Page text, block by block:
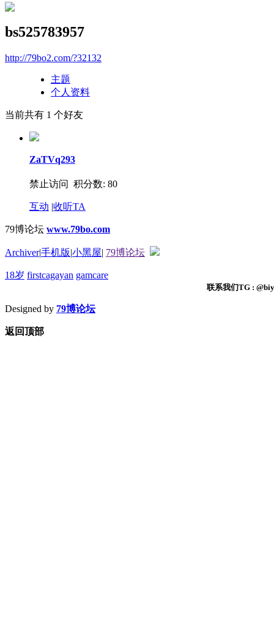
bs525783957
http://79bo2.com/?32132
主题
个人资料
当前共有 1 个好友
ZaTVq293
禁止访问 积分数: 80
互动 |收听TA
79博论坛 www.79bo.com
Archiver|手机版|小黑屋| 79博论坛
18岁 firstcagayan gamcare
联系我们TG :
Designed by 79博论坛
返回顶部